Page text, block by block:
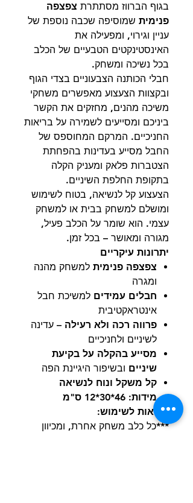
בגוף הברווז מסתתרת צפצפה
פנימית שמוסיפה שכבה נוספת של
עניין וגירוי, ומפעילה את
האינסטינקטים הטבעיים של הכלב
בכל נשיכה ומשחק.
חבלי הכותנה הצבעוניים בצדי הגוף
ובקצוות הצעצוע מאפשרים משחקי
משיכה מהנים, מחזקים את הקשר
ביניכם ומסייעים לשמירה על בריאות
החניכיים. המרקם המחוספס של
החבל מסייע בעדינות בהפחתת
הצטברות פלאק ומעניק הקלה
בתקופת החלפת השיניים.
הצעצוע קל לנשיאה, בטוח לשימוש
ומושלם למשחק בבית או למשחק
עצמי. הוא שומר על הכלב פעיל,
מגורה ומאושר – בכל זמן.
יתרונות עיקריים
צפצפה פנימית למשחק מהנה
ומגרה
חבלים עמידים למשיכת חבל
אינטראקטיבית
פרווה רכה ולא רעילה – עדינה
לשיניים ולחניכיים
מסייע בהקלה על בקיעת
שיניים ובשיפור היגיינת הפה
קל משקל ונוח לנשיאה
מידות: 46*30*12 ס"מ
הוראות לשימוש:
***כל כלב משחק אחרת, ומכיוון